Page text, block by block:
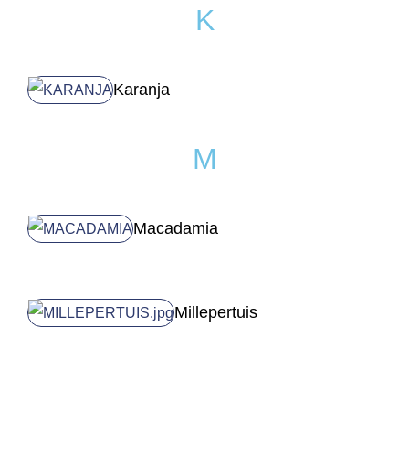
K
Karanja
M
Macadamia
Millepertuis